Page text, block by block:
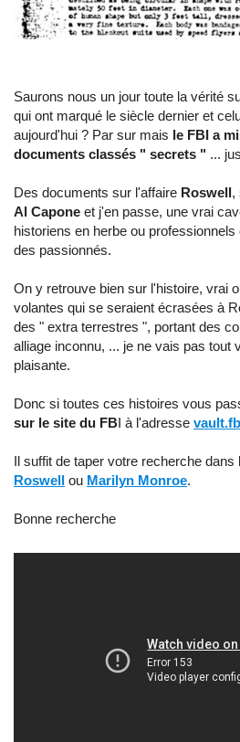
Saurons nous un jour toute la vérité
qui ont marqué le siècle dernier et
aujourd'hui ? Par sur mais le FBI a
documents classés " secrets " ...
Des documents sur l'affaire Roswell,
Al Capone et j'en passe, une vrai
historiens en herbe ou
des passionnés.
On y retrouve bien sur l'histoire, vrai
volantes qui se seraient écrasées à
des " extra terrestres ", portant des
alliage inconnu, ... je ne vais pas tout
plaisante.
Donc si toutes ces histoires vous
sur le site du FBI à l'adresse
Il suffit de taper votre recherche
Roswell ou Marilyn Monroe.
Bonne recherche